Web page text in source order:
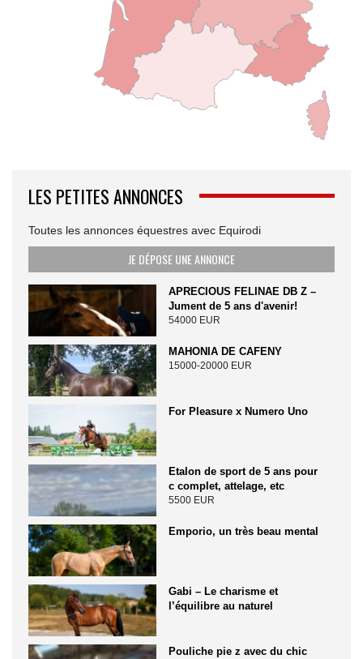
LES PETITES ANNONCES
Toutes les annonces équestres avec Equirodi
JE DÉPOSE UNE ANNONCE
APRECIOUS FELINAE DB Z –
Jument de 5 ans d'avenir!
54000 EUR
MAHONIA DE CAFENY
15000-20000 EUR
For Pleasure x Numero Uno
Etalon de sport de 5 ans pour
c complet, attelage, etc
5500 EUR
Emporio, un très beau mental
Gabi – Le charisme et
l’équilibre au naturel
Pouliche pie z avec du chic